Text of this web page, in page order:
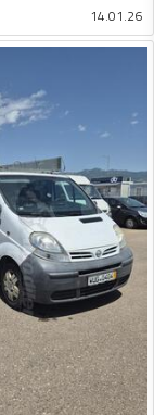
14.01.26